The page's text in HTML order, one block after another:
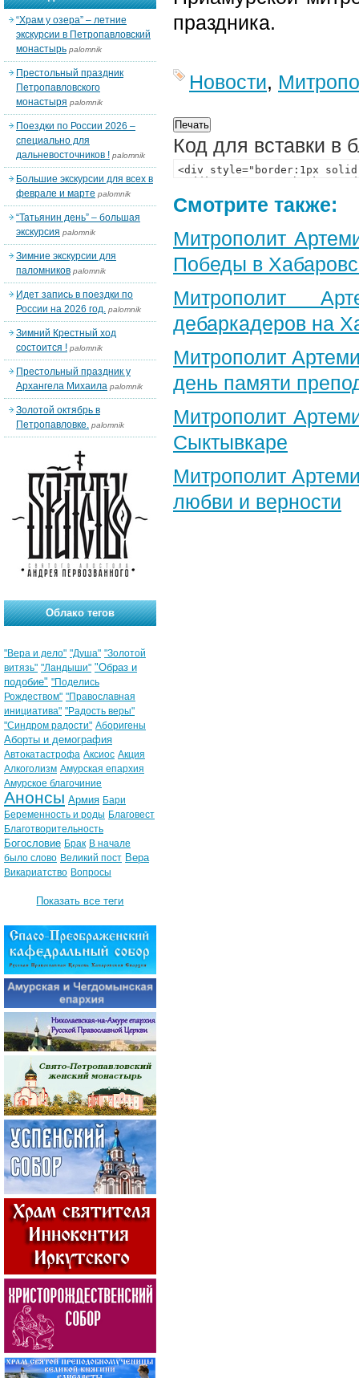
праздника.
Новости,
Код для вставки в
Смотрите также:
Митрополит
Победы в
Митрополит
дебаркадеров на
Митрополит
день памяти
Митрополит
Сыктывкаре
Митрополит
любви и верности
“Храм у озера” – летние
экскурсии в Петропавловский
монастырь palomnik
Престольный праздник
Петропавловского
монастыря palomnik
Поездки по России 2026 –
специально для
дальневосточников ! palomnik
Большие экскурсии для всех в
феврале и марте palomnik
“Татьянин день” – большая
экскурсия palomnik
Зимние экскурсии для
паломников palomnik
Идет запись в поездки по
России на 2026 год. palomnik
Зимний Крестный ход
состоится ! palomnik
Престольный праздник у
Архангела Михаила palomnik
Золотой октябрь в
Петропавловке. palomnik
Облако тегов
"Вера и дело" "Душа" "Золотой
витязь" "Ландыши" "Образ и
подобие" "Поделись
Рождеством" "Православная
инициатива" "Радость веры"
"Синдром радости" Аборигены
Аборты и демография
Автокатастрофа Аксиос Акция
Алкоголизм Амурская епархия
Амурское благочиние
Анонсы Армия Бари
Беременность и роды Благовест
Благотворительность
Богословие Брак В начале
было слово Великий пост Вера
Викариатство Вопросы
Показать все теги